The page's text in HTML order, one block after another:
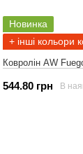
Новинка
+ інші кольори
Ковролін AW
544.80 грн В